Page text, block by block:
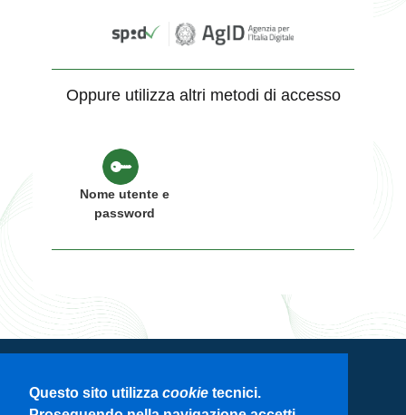
Questo sito utilizza cookie tecnici.
Oppure utilizza altri metodi di accesso
Nome utente e
password
Servizio di autenticazione di Regione
Lombardia